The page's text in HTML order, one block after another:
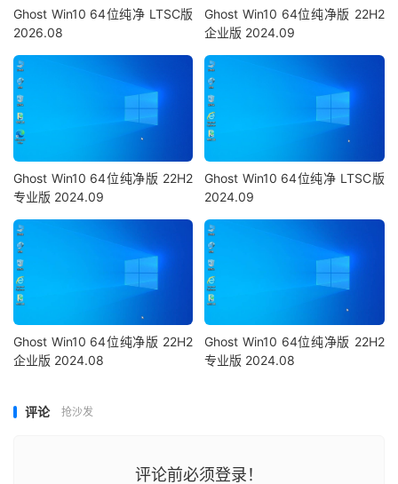
Ghost Win10 64位纯净 LTSC版
2026.08
Ghost Win10 64位纯净版 22H2
企业版 2024.09
Ghost Win10 64位纯净版 22H2
专业版 2024.09
Ghost Win10 64位纯净 LTSC版
2024.09
Ghost Win10 64位纯净版 22H2
企业版 2024.08
Ghost Win10 64位纯净版 22H2
专业版 2024.08
评论 抢沙发
评论前必须登录！